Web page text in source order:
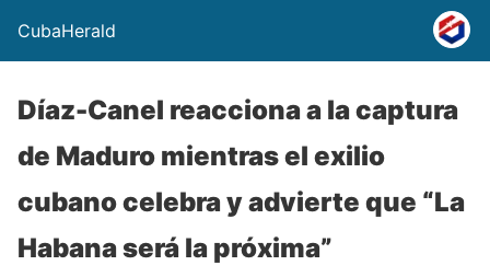
CubaHerald
Díaz-Canel reacciona a la captura
de Maduro mientras el exilio
cubano celebra y advierte que “La
Habana será la próxima”